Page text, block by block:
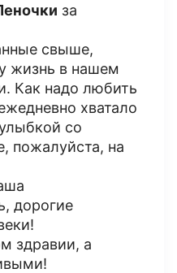
за
свыше,
жизнь в нашем
Как надо любить
хватало
со
пожалуйста, на
дорогие
здравии, а